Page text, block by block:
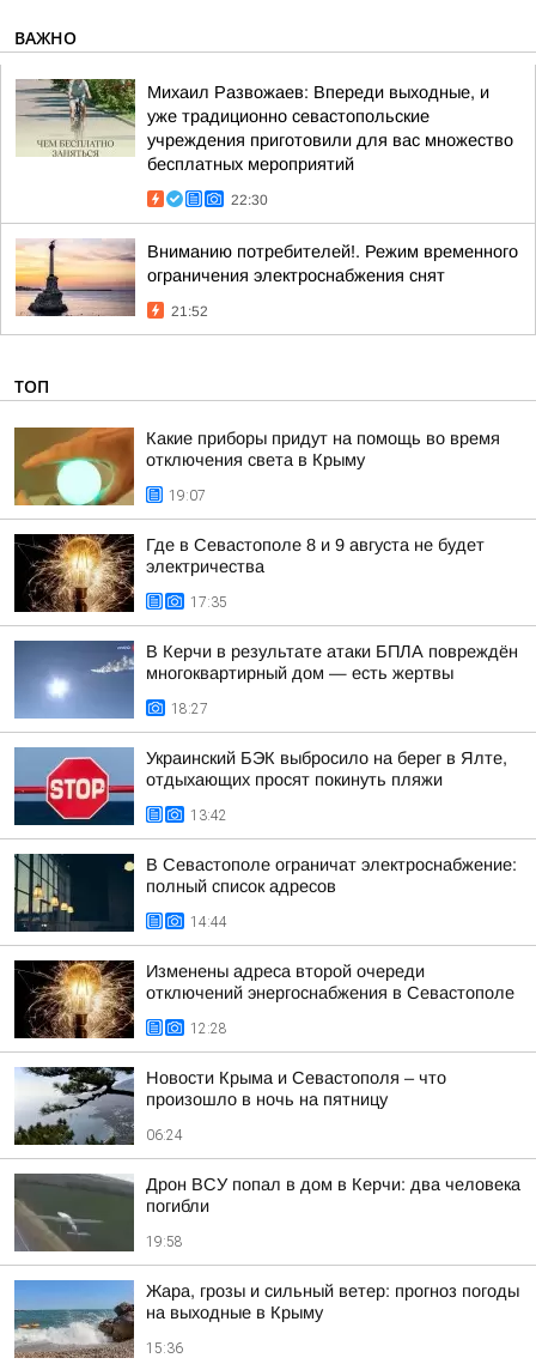
ВАЖНО
Михаил Развожаев: Впереди выходные, и
уже традиционно севастопольские
учреждения приготовили для вас множество
бесплатных мероприятий
22:30
Вниманию потребителей!. Режим временного
ограничения электроснабжения снят
21:52
ТОП
Какие приборы придут на помощь во время
отключения света в Крыму
19:07
Где в Севастополе 8 и 9 августа не будет
электричества
17:35
В Керчи в результате атаки БПЛА повреждён
многоквартирный дом — есть жертвы
18:27
Украинский БЭК выбросило на берег в Ялте,
отдыхающих просят покинуть пляжи
13:42
В Севастополе ограничат электроснабжение:
полный список адресов
14:44
Изменены адреса второй очереди
отключений энергоснабжения в Севастополе
12:28
Новости Крыма и Севастополя – что
произошло в ночь на пятницу
06:24
Дрон ВСУ попал в дом в Керчи: два человека
погибли
19:58
Жара, грозы и сильный ветер: прогноз погоды
на выходные в Крыму
15:36